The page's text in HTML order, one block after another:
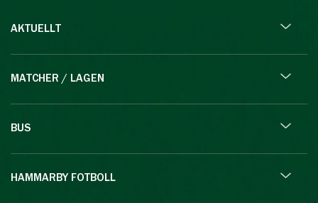
AKTUELLT
MATCHER / LAGEN
BUS
HAMMARBY FOTBOLL